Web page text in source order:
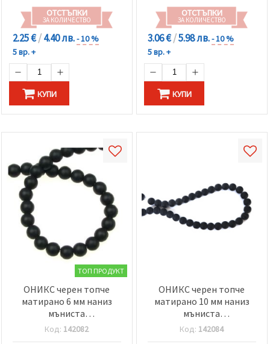
ОТСТЪПКИ
ЗА КОЛИЧЕСТВО
2.25 €/4.40 лв.- 10 %
5 вр. +
КУПИ
ОТСТЪПКИ
ЗА КОЛИЧЕСТВО
3.06 €/5.98 лв.- 10 %
5 вр. +
КУПИ
ТОП ПРОДУКТ
ОНИКС черен топче
матирано 6 мм наниз
мъниста
полускъпоценен камък
±70 броя
Код: 142082
ОНИКС черен топче
матирано 10 мм наниз
мъниста
полускъпоценен камък
±39 броя
Код: 142084